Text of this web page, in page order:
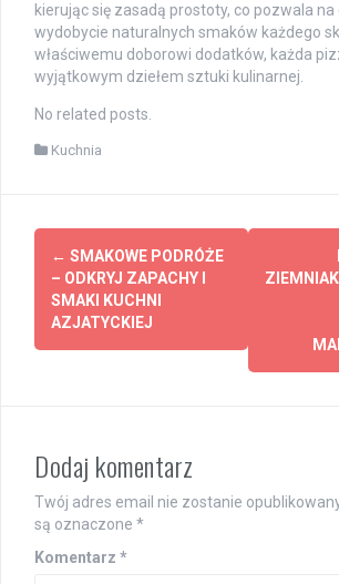
kierując się zasadą prostoty, co pozwala
wydobycie naturalnych smaków każdego
właściwemu doborowi dodatków, każda
wyjątkowym dziełem sztuki kulinarnej.
No related posts.
Kuchnia
Post
navigation
← SMAKOWE PODRÓŻE
– ODKRYJ ZAPACHY I
SMAKI KUCHNI
AZJATYCKIEJ
Dodaj komentarz
Twój adres email nie zostanie
są oznaczone *
Komentarz *